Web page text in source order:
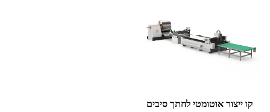
קו ייצור אוטומטי לחתך סיבים